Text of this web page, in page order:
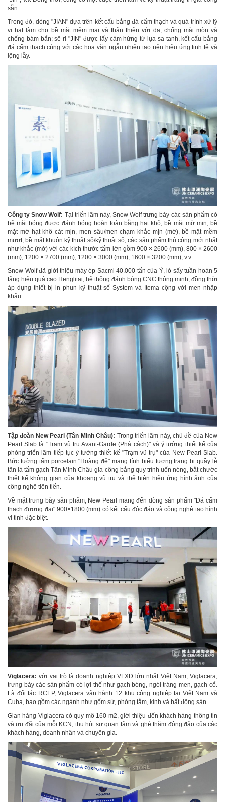
sẵn.
Trong đó, dòng "JIAN" dựa trên kết cấu bằng đá cẩm thạch và quá trình xử lý
vi hạt làm cho bề mặt mềm mại và thân thiện với da, chống mài mòn và
chống bám bẩn; sê-ri "JIN" được lấy cảm hứng từ lụa sa tanh, kết cấu bằng
đá cẩm thạch cùng với các hoa văn ngẫu nhiên tạo nên hiệu ứng tinh tế và
lộng lẫy.
Công ty Snow Wolf: Tại triển lãm này, Snow Wolf trưng bày các sản phẩm có
bề mặt bóng được đánh bóng hoàn toàn bằng hạt khô, bề mặt mờ mịn, bề
mặt mờ hạt khô cát mịn, men sâu/men chạm khắc mịn (mờ), bề mặt mềm
mượt, bề mặt khuôn kỹ thuật số/kỹ thuật số, các sản phẩm thủ công mới nhất
như khắc (mờ) với các kích thước tấm lớn gồm 900 × 2600 (mm), 800 × 2600
(mm), 1200 × 2700 (mm), 1200 × 3000 (mm), 1600 × 3200 (mm), v.v.
Snow Wolf đã giới thiệu máy ép Sacmi 40.000 tấn của Ý, lò sấy tuần hoàn 5
tầng hiệu quả cao Henglitai, hệ thống đánh bóng CNC thông minh, đồng thời
áp dụng thiết bị in phun kỹ thuật số System và Itema cộng với men nhập
khẩu.
Tập đoàn New Pearl (Tân Minh Châu): Trong triển lãm này, chủ đề của New
Pearl Slab là "Trạm vũ trụ Avant-Garde (Phá cách)" và ý tưởng thiết kế của
phòng triển lãm tiếp tục ý tưởng thiết kế "Trạm vũ trụ" của New Pearl Slab.
Bức tường tấm porcelain "Hoàng đế" mang tính biểu tượng trang bị quầy lễ
tân là tấm gạch Tân Minh Châu gia công bằng quy trình uốn nóng, bắt chước
thiết kế không gian của khoang vũ trụ và thể hiện hiệu ứng hình ảnh của
công nghệ tiên tiến.
Về mặt trưng bày sản phẩm, New Pearl mang đến dòng sản phẩm "Đá cẩm
thạch đương đại" 900×1800 (mm) có kết cấu độc đáo và công nghệ tạo hình
vi tinh đặc biệt.
Viglacera:với vai trò là doanh nghiệp VLXD lớn nhất Việt Nam, Viglacera,
trưng bày các sản phẩm có lợi thế như gạch bóng, ngói tráng men, gạch cổ.
Là đối tác RCEP, Viglacera vận hành 12 khu công nghiệp tại Việt Nam và
Cuba, bao gồm các ngành như gốm sứ, phòng tắm, kính và bất động sản.
Gian hàng Viglacera có quy mô 160 m2, giới thiệu đến khách hàng thông tin
và ưu đãi của mỗi KCN, thu hút sự quan tâm và ghé thăm đông đảo của các
khách hàng, doanh nhân và chuyên gia.